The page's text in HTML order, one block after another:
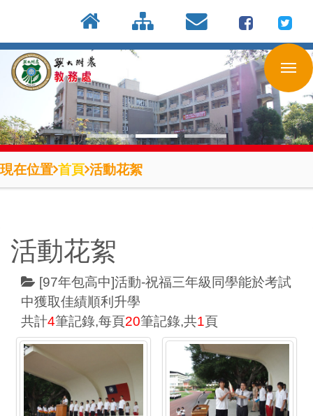
到
主
容
區
現在位置 首頁 活動花絮
活動花絮
[97年包高中]活動-祝福三年級同學能於考試
中獲取佳績順利升學
共計4筆記錄,每頁20筆記錄,共1頁